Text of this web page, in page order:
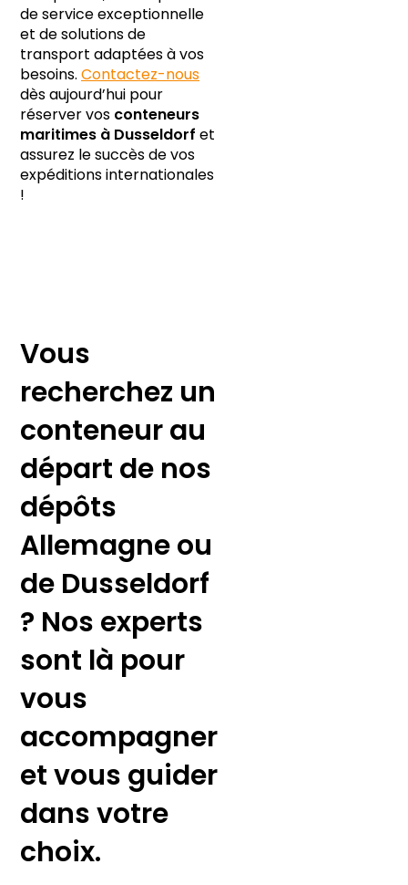
de service exceptionnelle
et de solutions de
transport adaptées à vos
besoins.Contactez-nous
dès aujourd’hui pour
réserver vosconteneurs
maritimes à Dusseldorfet
assurez le succès de vos
expéditions internationales
!
Vous
recherchez un
conteneur au
départ de nos
dépôts
Allemagne ou
de Dusseldorf
? Nos experts
sont là pour
vous
accompagner
et vous guider
dans votre
choix.